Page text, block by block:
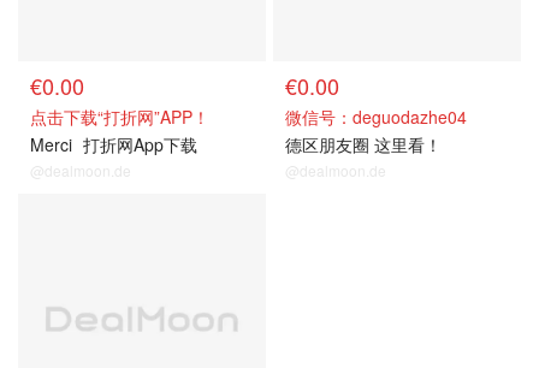
€0.00
点击下载“打折网”APP！
Merci 打折网App下载
@dealmoon.de
€0.00
微信号：deguodazhe04
德区朋友圈 这里看！
@dealmoon.de